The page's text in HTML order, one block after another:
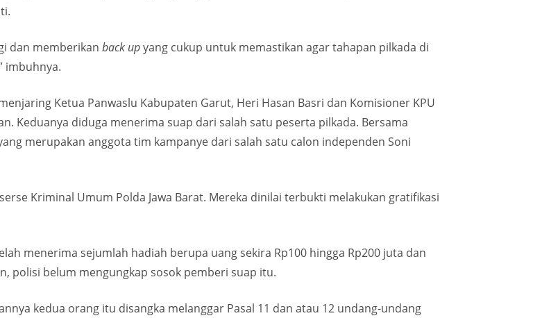
dan memberikan back upyang cukup untuk memastikan agar tahapan pilkada di
imbuhnya.
Ketua Panwaslu Kabupaten Garut, Heri Hasan Basri dan Komisioner KPU
Keduanya diduga menerima suap dari salah satu peserta pilkada. Bersama
merupakan anggota tim kampanye dari salah satu calon independen Soni
Kriminal Umum Polda Jawa Barat. Mereka dinilai terbukti melakukan gratifikasi
menerima sejumlah hadiah berupa uang sekira Rp100 hingga Rp200 juta dan
polisi belum mengungkap sosok pemberi suap itu.
kedua orang itu disangka melanggar Pasal 11 dan atau 12 undang-undang